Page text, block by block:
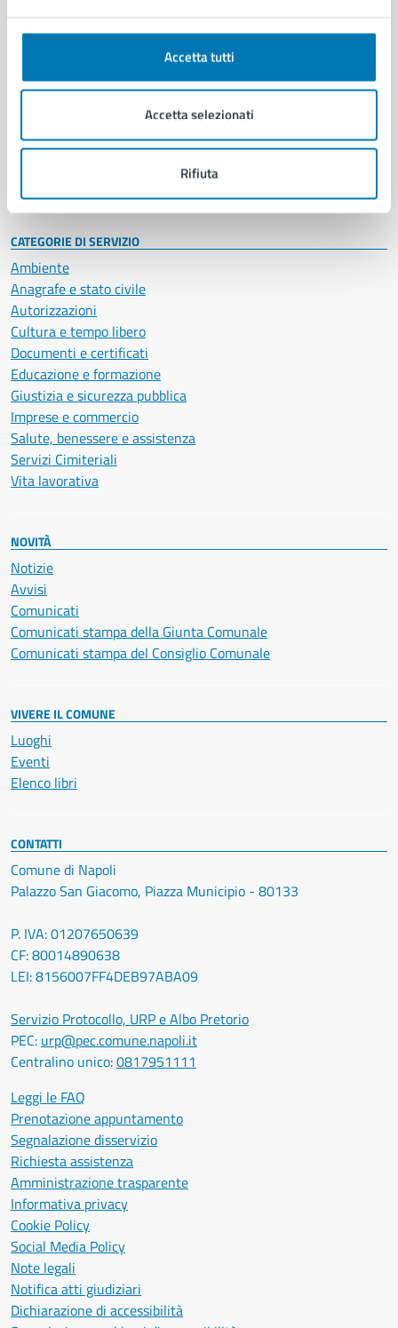
Accetta tutti
Accetta selezionati
Rifiuta
Organi di governo
Enti e fondazioni
Personale amministrativo
Intranet, posta aziendale e protocollo
CATEGORIE DI SERVIZIO
Ambiente
Anagrafe e stato civile
Autorizzazioni
Cultura e tempo libero
Documenti e certificati
Educazione e formazione
Giustizia e sicurezza pubblica
Imprese e commercio
Salute, benessere e assistenza
Servizi Cimiteriali
Vita lavorativa
NOVITÀ
Notizie
Avvisi
Comunicati
Comunicati stampa della Giunta Comunale
Comunicati stampa del Consiglio Comunale
VIVERE IL COMUNE
Luoghi
Eventi
Elenco libri
CONTATTI
Comune di Napoli
Palazzo San Giacomo, Piazza Municipio - 80133
P. IVA: 01207650639
CF: 80014890638
LEI: 8156007FF4DEB97ABA09
Servizio Protocollo, URP e Albo Pretorio
PEC: urp@pec.comune.napoli.it
Centralino unico:0817951111
Leggi le FAQ
Prenotazione appuntamento
Segnalazione disservizio
Richiesta assistenza
Amministrazione trasparente
Informativa privacy
Cookie Policy
Social Media Policy
Note legali
Notifica atti giudiziari
Dichiarazione di accessibilità